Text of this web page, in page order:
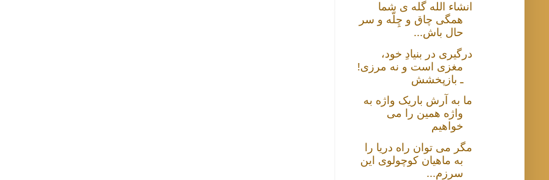
انشاء الله گله ی شما
همگی چاق و چِلّه و سر
حال باش...
درگیری در بنیادِ خود،
مغزی است و نه مرزی!
ـ بازپخشش
ما به آرش باریک واژه به
واژه همین را می
خواهیم
مگر می توان راه دریا را
به ماهیان کوچولوی این
سرزم...